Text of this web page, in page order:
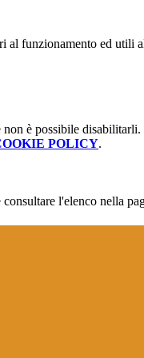
al funzionamento ed utili
è possibile disabilitarli.
POLICY.
l'elenco nella